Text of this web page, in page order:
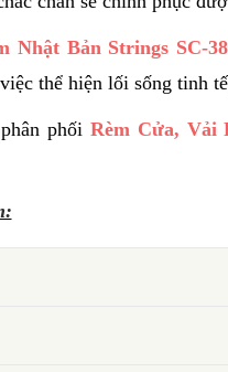
Nhật Bản Strings SC-
thể hiện lối sống tinh
phối Rèm Cửa, Vải